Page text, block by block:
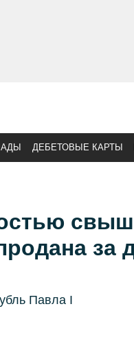
ДЕБЕТОВЫЕ КАРТЫ
за
Павла I